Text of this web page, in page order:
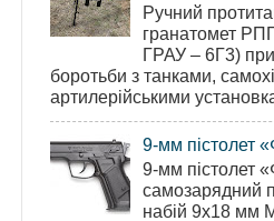
Ручний
гранатомет
ГРАУ – 6Г3)
боротьби з танками,
артилерійськими
9-мм пістолет
9-мм пістолет
самозарядний
набій 9х18 мм